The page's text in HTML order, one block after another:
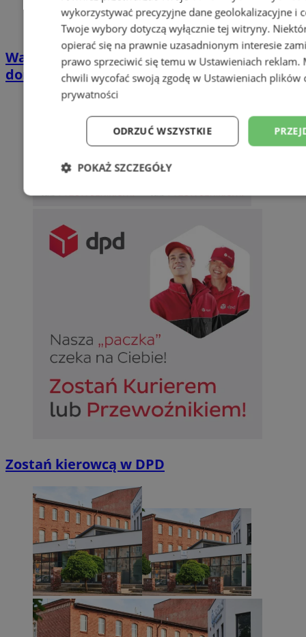
Wakacyjny wypoczynek nad Bałtykiem w
domkach Szmaragdowe Morze
Zostań kierowcą w DPD
wykorzystywać precyzyjne dane geolokalizacyjne i
Twoje wybory dotyczą wyłącznie tej witryny.
opierać się na prawnie uzasadnionym interesie
prawo sprzeciwić się temu w Ustawieniach reklam.
chwili wycofać swoją zgodę w Ustawieniach plików
prywatności
ODRZUĆ WSZYSTKIE
POKAŻ SZCZEGÓŁY
Niezbędne Wydajność
Niesklasyfikowane
Niezbędne Wydajność
takich jak logowanie użytkownika i zarządzanie kontem. Bez
można prawidłowo korzystać ze strony internetowej.
Nazwa
Provider /
MvSessID sosnowiecki.pl
euds .rfihub.com